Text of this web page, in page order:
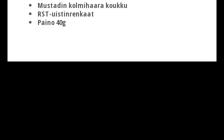
Mustadin kolmihaara koukku
RST-uistinrenkaat
Paino 40g